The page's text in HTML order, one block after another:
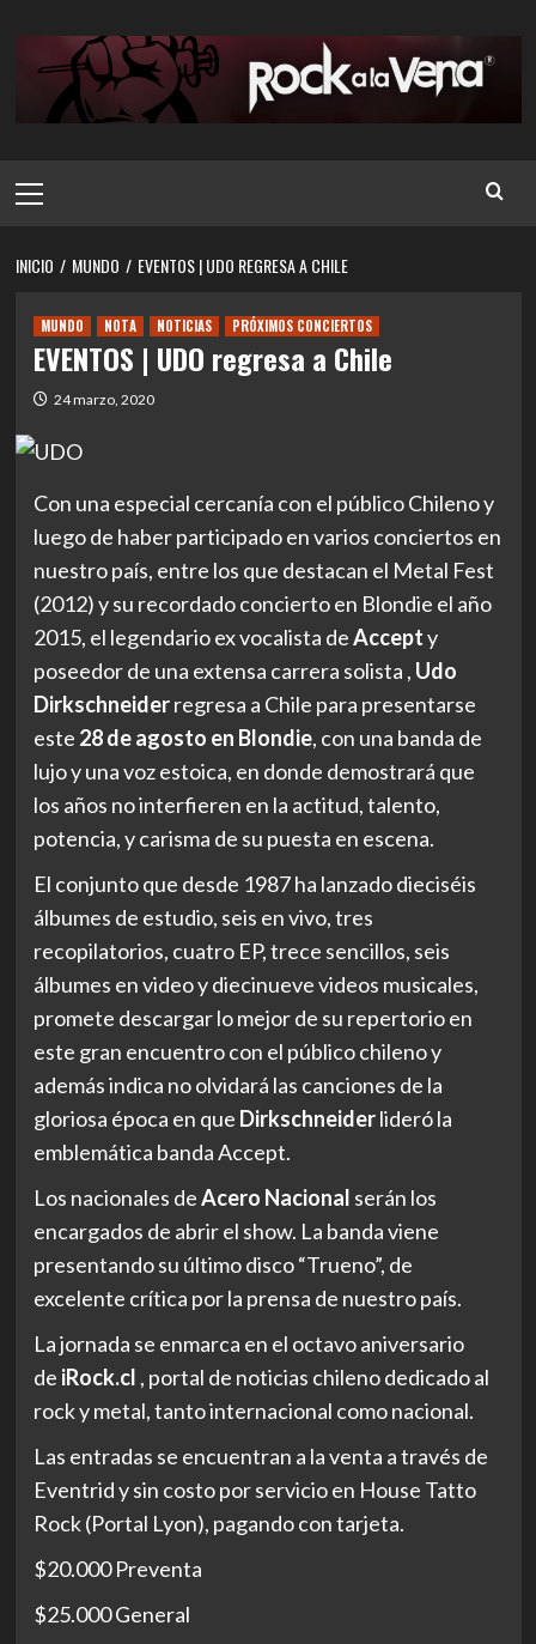
contenido
principal
INICIO MUNDO EVENTOS | UDO REGRESA A CHILE
MUNDO NOTA NOTICIAS PRÓXIMOS CONCIERTOS
EVENTOS | UDO regresa a Chile
24 marzo, 2020
Con una especial cercanía con el público Chileno y
luego de haber participado en varios conciertos en
nuestro país, entre los que destacan el Metal Fest
(2012) y su recordado concierto en Blondie el año
2015, el legendario ex vocalista deAccepty
poseedor de una extensa carrera solista , Udo
Dirkschneiderregresa a Chile para presentarse
este 28 de agosto en Blondie, con una banda de
lujo y una voz estoica, en donde demostrará que
los años no interfieren en la actitud, talento,
potencia, y carisma de su puesta en escena.
El conjunto que desde 1987 ha lanzado dieciséis
álbumes de estudio, seis en vivo, tres
recopilatorios, cuatro EP, trece sencillos, seis
álbumes en video y diecinueve videos musicales,
promete descargar lo mejor de su repertorio en
este gran encuentro con el público chileno y
además indica no olvidará las canciones de la
gloriosa época en que Dirkschneiderlideró la
emblemática banda Accept.
Los nacionales deAcero Nacional serán los
encargados de abrir el show. La banda viene
presentando su último disco “Trueno”, de
excelente crítica por la prensa de nuestro país.
La jornada se enmarca en el octavo aniversario
de iRock.cl , portal de noticias chileno dedicado al
rock y metal, tanto internacional como nacional.
Las entradas se encuentran a la venta a través de
Eventrid y sin costo por servicio en House Tatto
Rock (Portal Lyon), pagando con tarjeta.
$20.000 Preventa
$25.000 General